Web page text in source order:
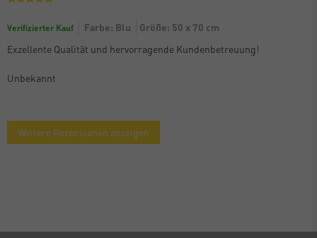
Verifizierter Kauf Farbe: Blu
Größe: 50 x 70 cm
Exzellente Qualität und hervorragende Kundenbetreuung!
Unbekannt
Weitere Rezensionen anzeigen